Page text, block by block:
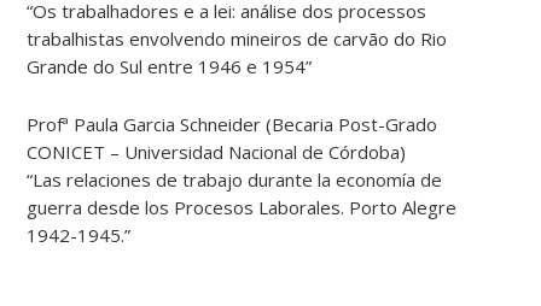
“Os trabalhadores e a lei: análise dos processos
trabalhistas envolvendo mineiros de carvão do Rio
Grande do Sul entre 1946 e 1954”
Profª Paula Garcia Schneider (Becaria Post-Grado
CONICET – Universidad Nacional de Córdoba)
“Las relaciones de trabajo durante la economía de
guerra desde los Procesos Laborales. Porto Alegre
1942-1945.”